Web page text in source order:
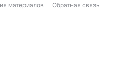
материалов Обратная связь